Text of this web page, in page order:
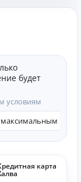
будет
условиям
максимальным
карта